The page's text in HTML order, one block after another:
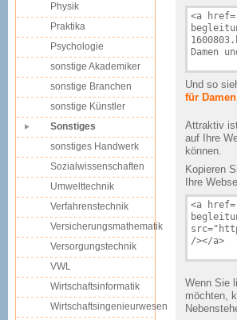
Und so
für
Attraktiv
auf Ihre
können.
Kopieren
Ihre
Wenn Sie
möchten,
Physik
Praktika
Psychologie
sonstige Akademiker
sonstige Branchen
sonstige Künstler
Sonstiges
sonstiges Handwerk
Sozialwissenschaften
Umwelttechnik
Verfahrenstechnik
Versicherungsmathematik
Versorgungstechnik
VWL
Wirtschaftsinformatik
Wirtschaftsingenieurwesen